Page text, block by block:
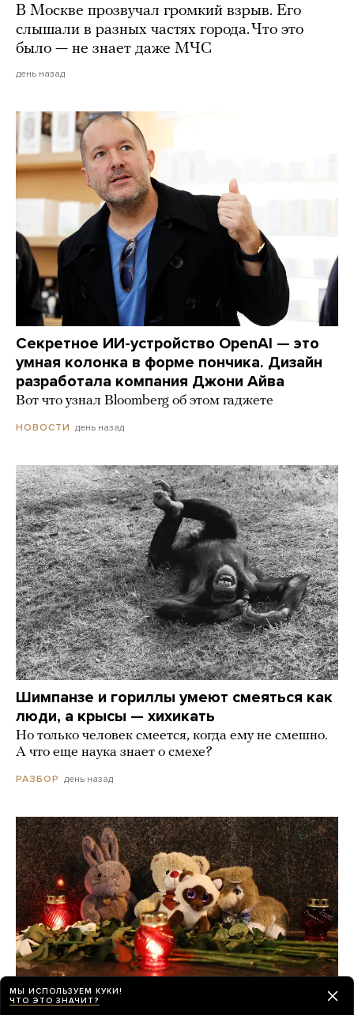
В Москве прозвучал громкий взрыв. Его
слышали в разных частях города. Что это
было — не знает даже МЧС
день назад
Секретное ИИ-устройство OpenAI — это
умная колонка в форме пончика. Дизайн
разработала компания Джони Айва
Вот что узнал Bloomberg об этом гаджете
НОВОСТИ день назад
Шимпанзе и гориллы умеют смеяться как
люди, а крысы — хихикать
Но только человек смеется, когда ему не смешно.
А что еще наука знает о смехе?
РАЗБОР день назад
МЫ ИСПОЛЬЗУЕМ КУКИ!
ЧТО ЭТО ЗНАЧИТ?